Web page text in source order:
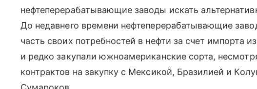
нефтеперерабатывающие заводы искать
До недавнего времени нефтеперерабатывающие
часть своих потребностей в нефти за счет импорта
и редко закупали южноамериканские сорта,
контрактов на закупку с Мексикой, Бразилией и